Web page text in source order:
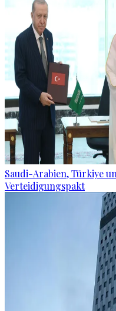
Saudi-Arabien, Türkiye
Verteidigungspakt